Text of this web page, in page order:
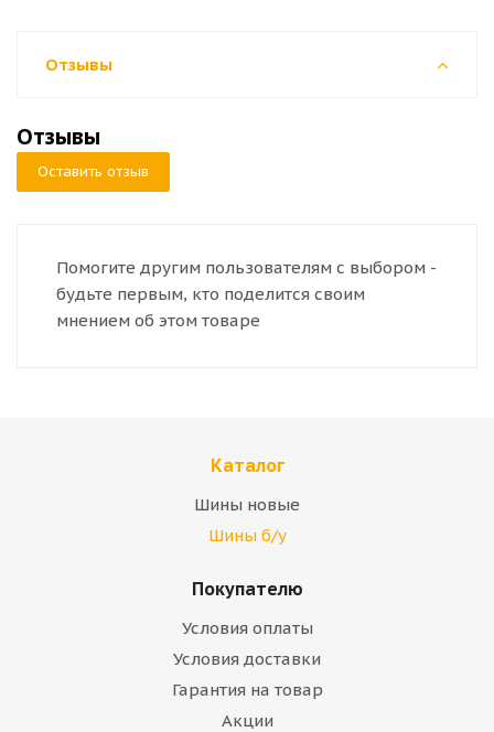
Отзывы
Отзывы
Оставить отзыв
Помогите другим пользователям с выбором -
будьте первым, кто поделится своим
мнением об этом товаре
Каталог
Шины новые
Шины б/у
Покупателю
Условия оплаты
Условия доставки
Гарантия на товар
Акции